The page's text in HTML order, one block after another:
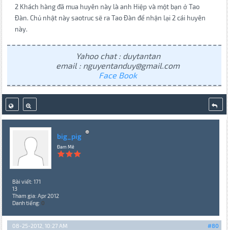
2 Khách hàng đã mua huyên này là anh Hiệp và một bạn ở Tao
Đàn. Chủ nhật này saotruc sẽ ra Tao Đàn để nhận lại 2 cái huyên
này.
Yahoo chat : duytantan
email : nguyentanduy@gmail.com
Face Book
big_pig
Đam Mê
Bài viết: 171
13
Tham gia: Apr 2012
Danh tiếng: 0
#80
08-25-2012, 10:27 AM